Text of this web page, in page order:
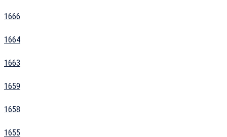
1666
1664
1663
1659
1658
1655